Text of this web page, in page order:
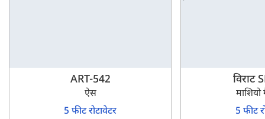
ART-542
ऐस
5 फीट रोटावेटर
विराट
माशियो
5 फीट